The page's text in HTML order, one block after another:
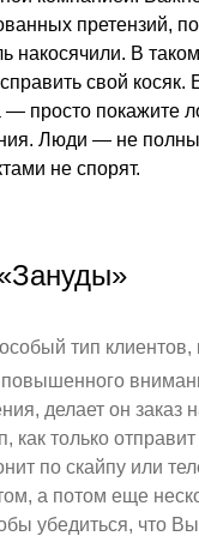
претензий,
накосячили. В
свой косяк.
просто покажите
Люди — не
не спорят.
тип клиентов,
повышенного
делает он заказ
как только
по скайпу или
а потом еще
убедиться, что